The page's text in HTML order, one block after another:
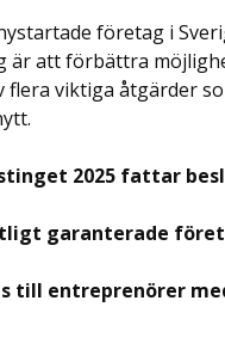
företag i
är att förbättra
flera viktiga åtgärder
2025 fattar
garanterade
till entreprenörer